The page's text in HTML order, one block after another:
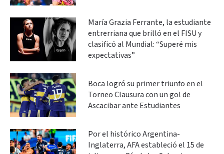
María Grazia Ferrante, la estudiante
entrerriana que brilló en el FISU y
clasificó al Mundial: “Superé mis
expectativas”
Boca logró su primer triunfo en el
Torneo Clausura con un gol de
Ascacibar ante Estudiantes
Por el histórico Argentina-
Inglaterra, AFA estableció el 15 de